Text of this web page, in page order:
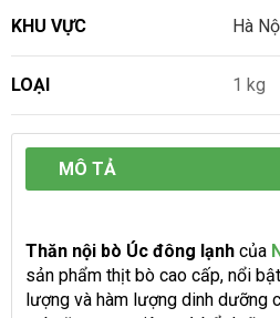
KHU VỰC Hà
LOẠI 1 kg
MÔ TẢ
Thăn nội bò Úc đông lạnh của
sản phẩm thịt bò cao cấp, nổi
lượng và hàm lượng dinh dưỡng